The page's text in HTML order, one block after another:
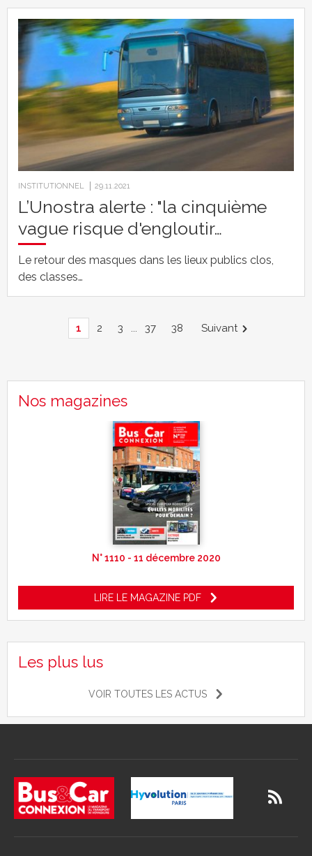
INSTITUTIONNEL 29.11.2021
L’Unostra alerte : "la cinquième
vague risque d'engloutir…
Le retour des masques dans les lieux publics clos,
des classes…
1 2 3 ... 37 38 Suivant
Nos magazines
N° 1110 - 11 décembre 2020
LIRE LE MAGAZINE PDF
Les plus lus
VOIR TOUTES LES ACTUS